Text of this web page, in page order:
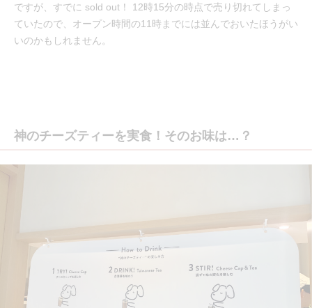
ですが、すでに sold out！ 12時15分の時点で売り切れてしまっ
ていたので、オープン時間の11時までには並んでおいたほうがい
いのかもしれません。
神のチーズティーを実食！そのお味は…？